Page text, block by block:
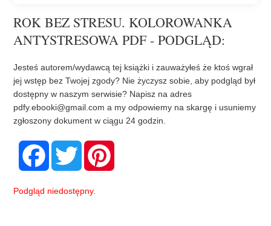
ROK BEZ STRESU. KOLOROWANKA
ANTYSTRESOWA PDF - PODGLĄD:
Jesteś autorem/wydawcą tej książki i zauważyłeś że ktoś wgrał
jej wstęp bez Twojej zgody? Nie życzysz sobie, aby podgląd był
dostępny w naszym serwisie? Napisz na adres
pdfy.ebooki@gmail.com a my odpowiemy na skargę i usuniemy
zgłoszony dokument w ciągu 24 godzin.
F
o
T
w
e
Podgląd niedostępny.